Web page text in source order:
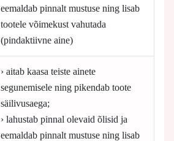
eemaldab pinnalt mustuse ning lisab
tootele võimekust vahutada
(pindaktiivne aine)
› aitab kaasa teiste ainete
segunemisele ning pikendab toote
säilivusaega;
› lahustab pinnal olevaid õlisid ja
eemaldab pinnalt mustuse ning lisab